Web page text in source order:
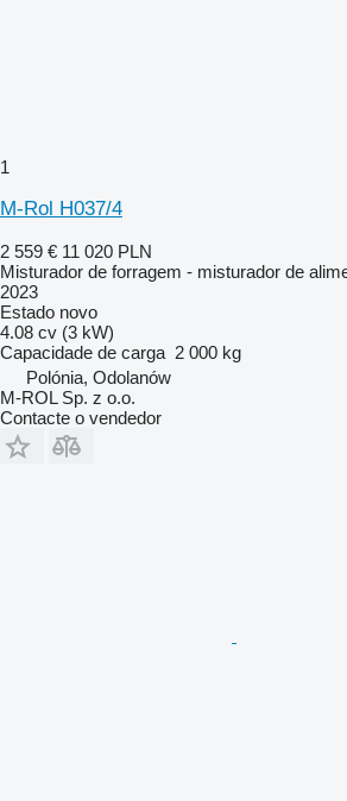
1
M-Rol H037/4
2 559 € 11 020 PLN
Misturador de forragem - misturador de
2023
Estado novo
4.08 cv (3 kW)
Capacidade de carga 2 000 kg
Polónia, Odolanów
M-ROL Sp. z o.o.
Contacte o vendedor